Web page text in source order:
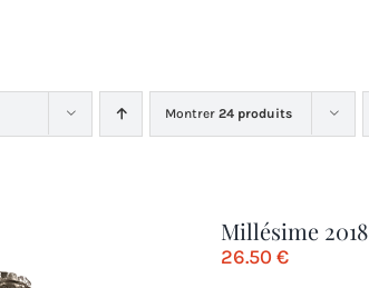
Montrer 24 produits
Millésime 2018
26.50 €